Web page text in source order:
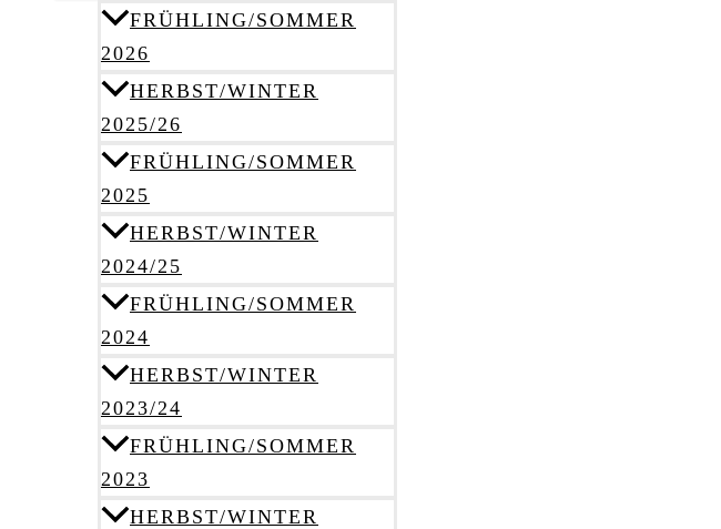
FRÜHLING/SOMMER
2026
HERBST/WINTER
2025/26
FRÜHLING/SOMMER
2025
HERBST/WINTER
2024/25
FRÜHLING/SOMMER
2024
HERBST/WINTER
2023/24
FRÜHLING/SOMMER
2023
HERBST/WINTER